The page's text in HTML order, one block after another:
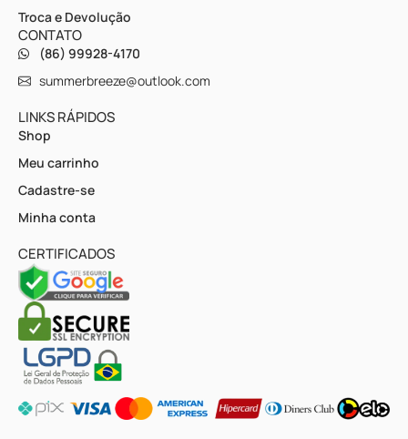
Troca e Devolução
CONTATO
(86) 99928-4170
summerbreeze@outlook.com
LINKS RÁPIDOS
Shop
Meu carrinho
Cadastre-se
Minha conta
CERTIFICADOS